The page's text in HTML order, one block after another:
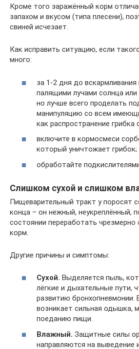
Кроме того заражённый корм
запахом и вкусом (типа плесени),
свиней исчезает.
Как исправить ситуацию, если
много:
за 1-2 дня до
палящими лучами солнца
но лучше всего проделать
манипуляцию со всем
как распространение грибка
включите в кормосмеси
который уничтожает грибок;
обработайте
Слишком сухой и слишком
Пищеварительный тракт у поросят
конца – он нежный, неукреплённый,
состоянии переработать чрезмерно
корм.
Другие причины и симптомы:
Сухой. Выделяется пыль,
лёгкие и дыхательные пути,
развитию бронхопневмонии.
возникает сильная одышка,
поеданию пищи.
Влажный. Защитные силы
направляются на выведение